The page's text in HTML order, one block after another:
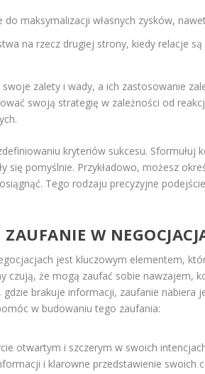
do maksymalizacji własnych zysków,
na rzecz drugiej strony, kiedy relacje
zalety i wady, a ich zastosowanie
swoją strategię w zależności od
kryteriów sukcesu. Sformułuj
się pomyślnie. Przykładowo, możesz
Tego rodzaju precyzyjne
W
jest kluczowym elementem,
czują, że mogą zaufać sobie nawzajem,
brakuje informacji, zaufanie nabiera
w budowaniu tego zaufania:
otwartym i szczerym w swoich
i klarowne przedstawienie swoich